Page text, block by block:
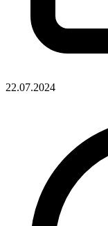
22.07.2024